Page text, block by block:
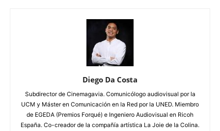
Diego Da Costa
Subdirector de Cinemagavia. Comunicólogo audiovisual por la
UCM y Máster en Comunicación en la Red por la UNED. Miembro
de EGEDA (Premios Forqué) e Ingeniero Audiovisual en Ricoh
España. Co-creador de la compañía artística La Joie de la Colina.